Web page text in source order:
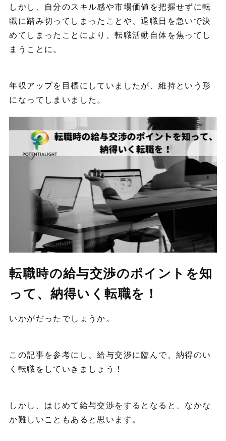
しかし、自分のスキル感や市場価値を把握せずに転
職に踏み切ってしまったことや、退職日を急いで決
めてしまったことにより、転職活動自体を焦ってし
まうことに。
年収アップを目標にしていましたが、維持という形
になってしまいました。
転職時の給与交渉のポイントを知
って、納得いく転職を！
いかがだったでしょうか。
この記事を参考にし、給与交渉に臨んで、納得のい
く転職をしていきましょう！
しかし、はじめて給与交渉をするとなると、なかな
か難しいこともあると思います。